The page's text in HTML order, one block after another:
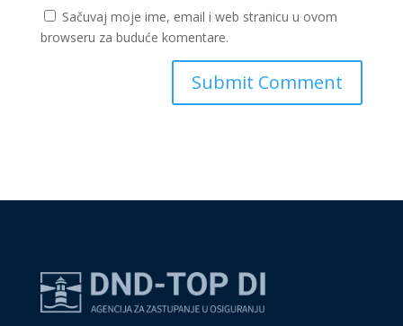
Sačuvaj moje ime, email i web stranicu u ovom
browseru za buduće komentare.